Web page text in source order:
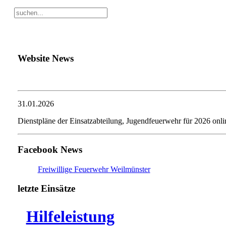
Website News
31.01.2026
Dienstpläne der Einsatzabteilung, Jugendfeuerwehr für 2026
Facebook News
Freiwillige Feuerwehr Weilmünster
letzte Einsätze
Hilfeleistung